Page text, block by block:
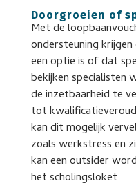
Doorgroeien of
Met de
ondersteuning
een optie is of dat
bekijken specialisten
de inzetbaarheid te
tot
kan dit mogelijk
zoals werkstress en
kan een outsider
het scholingsloket